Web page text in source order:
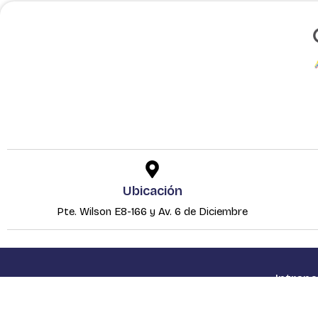
Ubicación
Pte. Wilson E8-166 y Av. 6 de Diciembre